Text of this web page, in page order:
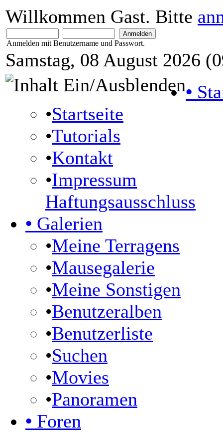
Willkommen Gast. Bitte
Anmelden mit Benutzername und Passwort.
Samstag, 08 August 2026
•
•Startseite
•Tutorials
•Kontakt
•Impressum
Haftungsausschluss
• Galerien
•Meine Terragens
•Mausegalerie
•Meine Sonstigen
•Benutzeralben
•Benutzerliste
•Suchen
•Movies
•Panoramen
• Foren